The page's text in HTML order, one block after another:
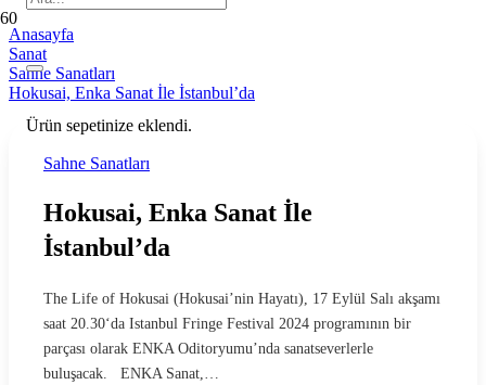
Ürün sepetinize eklendi.
Anasayfa
Sanat
Sahne Sanatları
Hokusai, Enka Sanat İle İstanbul’da
Sahne Sanatları
Hokusai, Enka Sanat İle
İstanbul’da
The Life of Hokusai (Hokusai’nin Hayatı), 17 Eylül Salı akşamı
saat 20.30‘da Istanbul Fringe Festival 2024 programının bir
parçası olarak ENKA Oditoryumu’nda sanatseverlerle
buluşacak. ENKA Sanat,…